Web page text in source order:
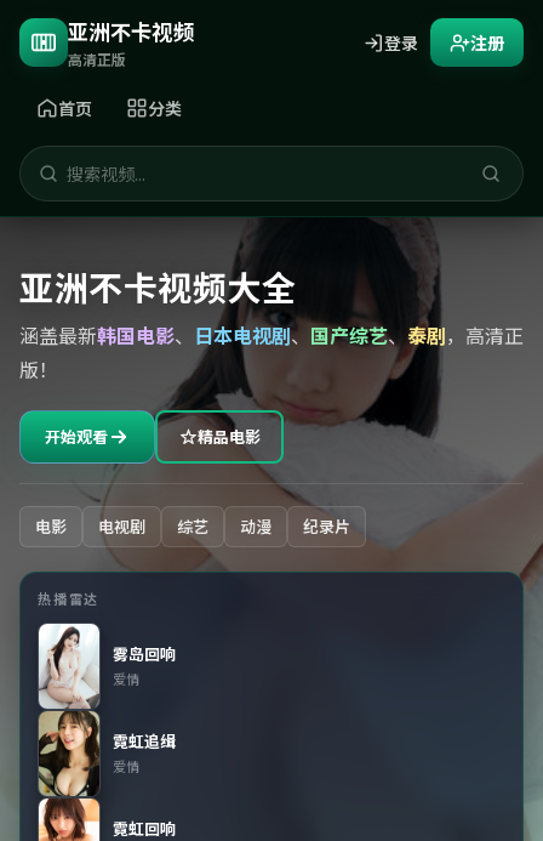
亚洲不卡视频
高清正版
首页 分类
登录 注册
亚洲不卡视频大全
涵盖最新韩国电影、 日本电视剧、 国产综艺、 泰剧，高清正
版！
开始观看 精品电影
电影 电视剧 综艺 动漫 纪录片
热播雷达
雾岛回响
爱情
霓虹追缉
爱情
霓虹回响